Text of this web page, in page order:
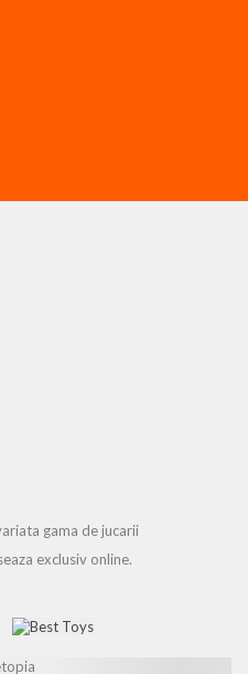
gama de jucarii
exclusiv online.